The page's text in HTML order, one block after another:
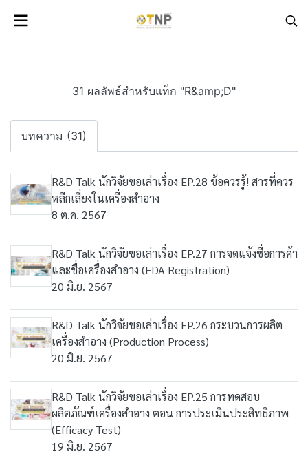
31 ผลลัพธ์สำหรับแท็ก "R&amp;D"
บทความ (31)
R&D Talk นักวิจัยขอเล่าเรื่อง EP.28 ข้อควรรู้! สารที่ควร
หลีกเลี่ยงในเครื่องสำอาง
8 ต.ค. 2567
R&D Talk นักวิจัยขอเล่าเรื่อง EP.27 การจดแจ้งชื่อการค้า
และชื่อเครื่องสำอาง (FDA Registration)
20 มิ.ย. 2567
R&D Talk นักวิจัยขอเล่าเรื่อง EP.26 กระบวนการผลิต
เครื่องสำอาง (Production Process)
20 มิ.ย. 2567
R&D Talk นักวิจัยขอเล่าเรื่อง EP.25 การทดสอบ
ผลิตภัณฑ์เครื่องสำอาง ตอน การประเมินประสิทธิภาพ
(Efficacy Test)
19 มิ.ย. 2567